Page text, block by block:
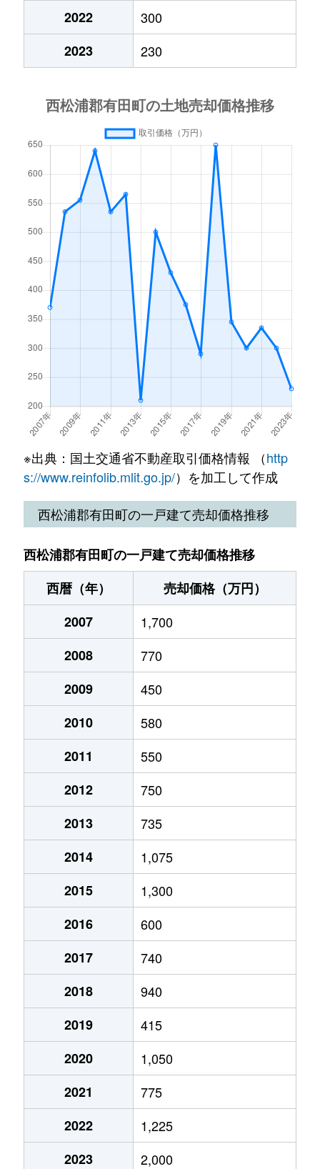
2022
300
2023
230
※出典：国土交通省不動産取引価格情報 （http
s://www.reinfolib.mlit.go.jp/）を加工して作成
西松浦郡有田町の一戸建て売却価格推移
西松浦郡有田町の一戸建て売却価格推移
西暦（年）
売却価格（万円）
2007
1,700
2008
770
2009
450
2010
580
2011
550
2012
750
2013
735
2014
1,075
2015
1,300
2016
600
2017
740
2018
940
2019
415
2020
1,050
2021
775
2022
1,225
2023
2,000